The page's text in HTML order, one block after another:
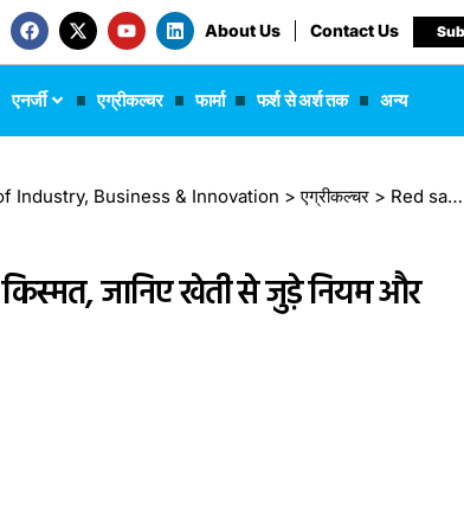
About Us Contact Us
एनर्जी एग्रीकल्चर फार्मा फर्श से अर्श तक अन्य
of Industry, Business & Innovation >एग्रीकल्चर > Red sandalwood: 15 साल में बदल सकती है किस्मत, जानिए खेती से जुड़े नियम और कमाई का गणित
जानिए खेती से जुड़े नियम और